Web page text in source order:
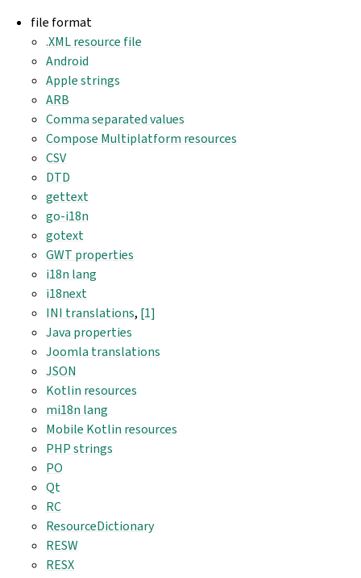
file format
.XML resource file
Android
Apple strings
ARB
Comma separated values
Compose Multiplatform resources
CSV
DTD
gettext
go-i18n
gotext
GWT properties
i18n lang
i18next
INI translations, [1]
Java properties
Joomla translations
JSON
Kotlin resources
mi18n lang
Mobile Kotlin resources
PHP strings
PO
Qt
RC
ResourceDictionary
RESW
RESX